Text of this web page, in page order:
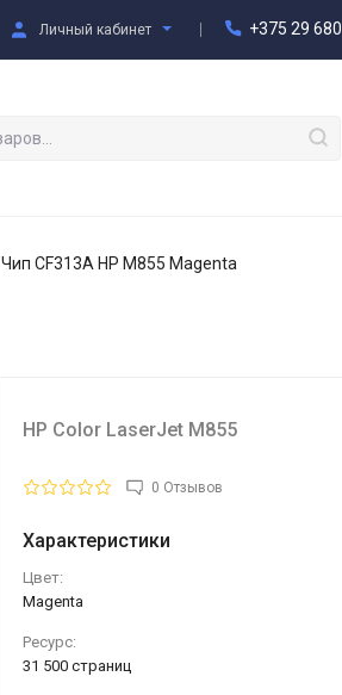
Личный кабинет +375 29
Чип CF313A HP M855 Magenta
HP Color LaserJet M855
0 Отзывов
Характеристики
Цвет:
Magenta
Ресурс:
31 500 страниц